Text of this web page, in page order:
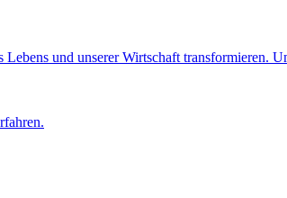
und unserer Wirtschaft transformieren.